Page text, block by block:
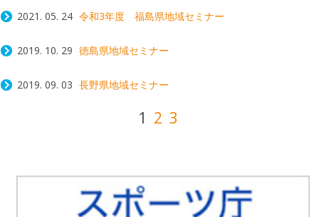
2021. 05. 24 令和3年度 福島県地域セミナー
2019. 10. 29 徳島県地域セミナー
2019. 09. 03 長野県地域セミナー
1 2 3